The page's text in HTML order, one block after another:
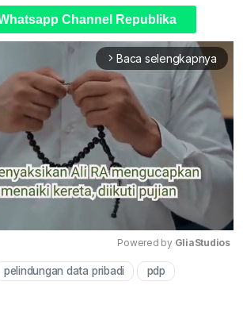
Channel Republika
arrow_forward_ios Baca selengkapnya
Powered by GliaStudios
pelindungan data pribadi pdp